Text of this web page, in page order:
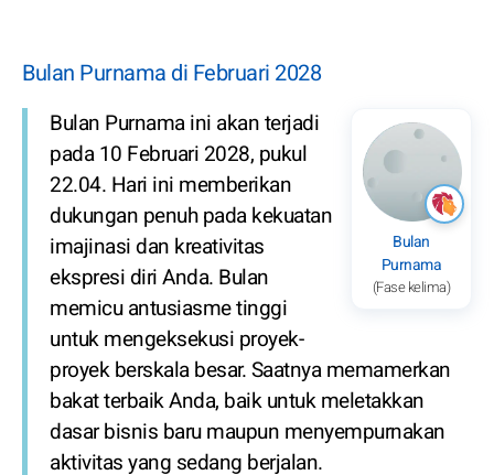
Bulan Purnama di Februari 2028
Bulan
Purnama
(Fase kelima)
Bulan Purnama ini akan terjadi
pada 10 Februari 2028, pukul
22.04. Hari ini memberikan
dukungan penuh pada kekuatan
imajinasi dan kreativitas
ekspresi diri Anda. Bulan
memicu antusiasme tinggi
untuk mengeksekusi proyek-
proyek berskala besar. Saatnya memamerkan
bakat terbaik Anda, baik untuk meletakkan
dasar bisnis baru maupun menyempurnakan
aktivitas yang sedang berjalan.